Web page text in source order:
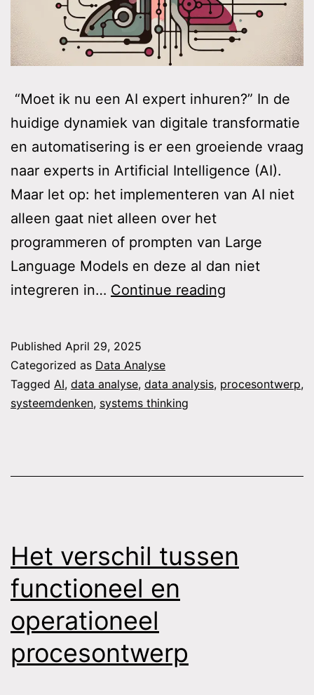
“Moet ik nu een AI expert inhuren?” In de
huidige dynamiek van digitale transformatie
en automatisering is er een groeiende vraag
naar experts in Artificial Intelligence (AI).
Maar let op: het implementeren van AI niet
alleen gaat niet alleen over het
programmeren of prompten van Large
Language Models en deze al dan niet
integreren in… Continue reading
Published April 29, 2025
Categorized as Data Analyse
Tagged AI, data analyse, data analysis, procesontwerp,
systeemdenken, systems thinking
Het verschil tussen
functioneel en
operationeel
procesontwerp